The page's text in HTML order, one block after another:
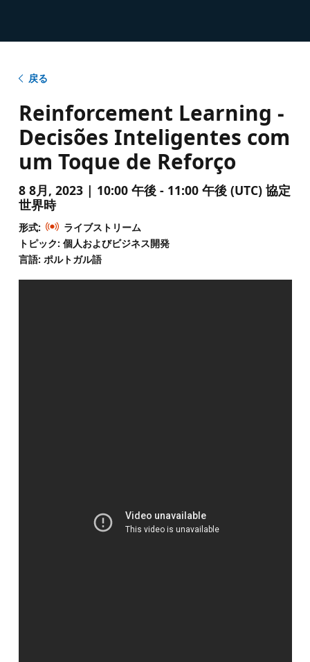
戻る
Reinforcement Learning -
Decisões Inteligentes com
um Toque de Reforço
8 8月, 2023 | 10:00 午後 - 11:00 午後 (UTC) 協定
世界時
形式:
ライブストリーム
トピック: 個人およびビジネス開発
言語: ポルトガル語